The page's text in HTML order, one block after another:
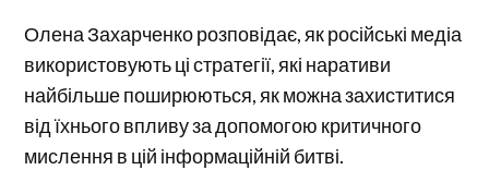
Олена Захарченко розповідає, як російські медіа
використовують ці стратегії, які наративи
найбільше поширюються, як можна захиститися
від їхнього впливу за допомогою критичного
мислення в цій інформаційній битві.